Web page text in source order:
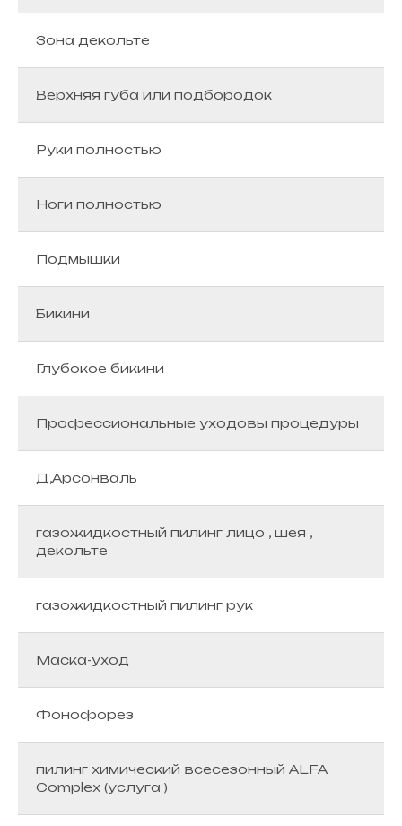
Зона декольте
Верхняя губа или подбородок
Руки полностью
Ноги полностью
Подмышки
Бикини
Глубокое бикини
Профессиональные уходовы процедуры
Д,Арсонваль
газожидкостный пилинг лицо , шея ,
декольте
газожидкостный пилинг рук
Маска-уход
Фонофорез
пилинг химический всесезонный ALFA
Complex (услуга )